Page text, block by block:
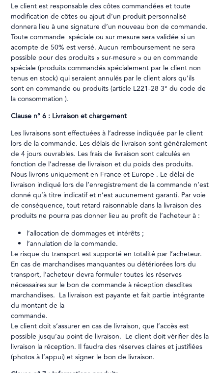
Le client est responsable des côtes commandées et toute
modification de côtes ou ajout d’un produit personnalisé
donnera lieu à une signature d’un nouveau bon de commande.
Toute commande spéciale ou sur mesure sera validée si un
acompte de 50% est versé. Aucun remboursement ne sera
possible pour des produits « sur-mesure » ou en commande
spéciale (produits commandés spécialement par le client non
tenus en stock) qui seraient annulés par le client alors qu’ils
sont en commande ou produits (article L221-28 3° du code de
la consommation ).
Clause n° 6 : Livraison et chargement
Les livraisons sont effectuées à l’adresse indiquée par le client
lors de la commande. Les délais de livraison sont généralement
de 4 jours ouvrables. Les frais de livraison sont calculés en
fonction de l’adresse de livraison et du poids des produits.
Nous livrons uniquement en France et Europe . Le délai de
livraison indiqué lors de l’enregistrement de la commande n’est
donné qu’à titre indicatif et n’est aucunement garanti. Par voie
de conséquence, tout retard raisonnable dans la livraison des
produits ne pourra pas donner lieu au profit de l’acheteur à :
l’allocation de dommages et intérêts ;
l’annulation de la commande.
Le risque du transport est supporté en totalité par l’acheteur.
En cas de marchandises manquantes ou détériorées lors du
transport, l’acheteur devra formuler toutes les réserves
nécessaires sur le bon de commande à réception desdites
marchandises. La livraison est payante et fait partie intégrante
du montant de la
Le client doit s’assurer en cas de livraison, que l’accès est
possible jusqu’au point de livraison. Le client doit vérifier dès la
livraison la réception. Il faudra des réserves claires et justifiées
(photos à l’appui) et signer le bon de livraison.